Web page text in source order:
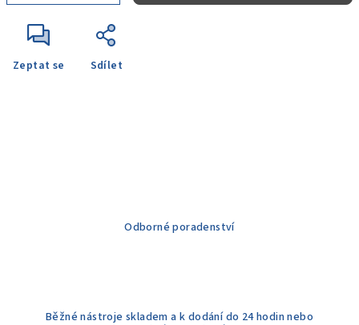
Zeptat se Sdílet
Odborné poradenství
Běžné nástroje skladem a k dodání do 24 hodin nebo